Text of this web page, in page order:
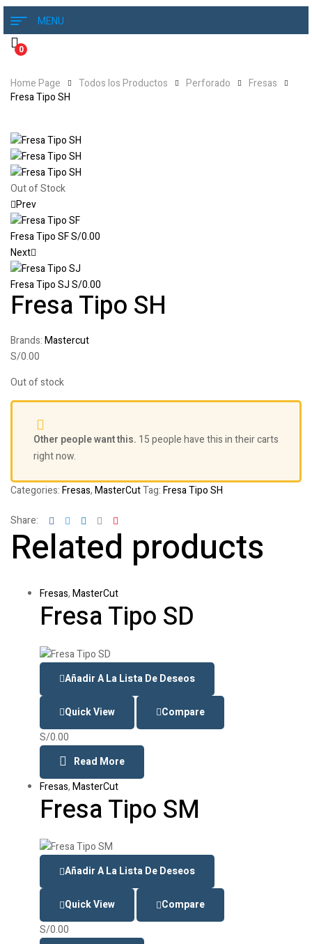
MENU
0
Home Page Todos los Productos Perforado
Fresas
Fresa Tipo SH
Out of Stock
Prev
Fresa Tipo SFS/0.00
Next
Fresa Tipo SJS/0.00
Fresa Tipo SH
Brands:Mastercut
S/0.00
Out of stock
Other people want this. 15 people have this in their carts
right now.
Categories:Fresas,MasterCutTag:Fresa Tipo SH
Share: FacebookTwitterLinkedinGoogle+
Related products
Fresas,MasterCut
Fresa Tipo SD
Añadir A La Lista De Deseos
Quick View
Compare
S/0.00
Read More
Fresas,MasterCut
Fresa Tipo SM
Añadir A La Lista De Deseos
Quick View
Compare
S/0.00